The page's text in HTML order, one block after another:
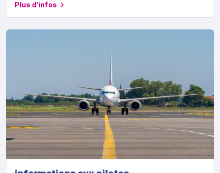
Plus d'infos